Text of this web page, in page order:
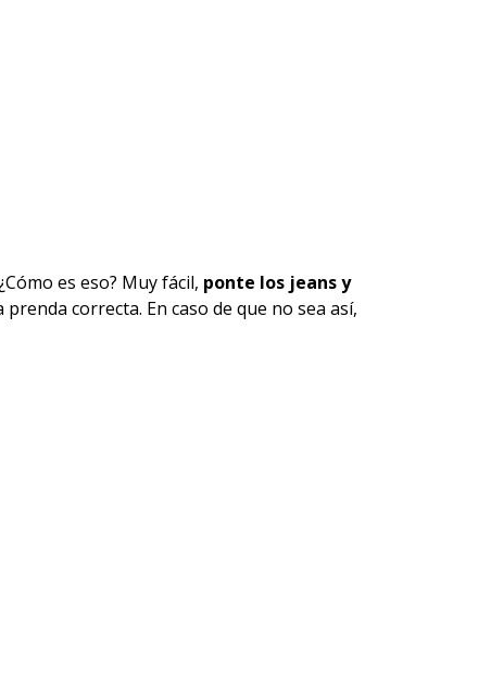
es eso? Muy fácil, ponte los jeans y
prenda correcta. En caso de que no sea así,